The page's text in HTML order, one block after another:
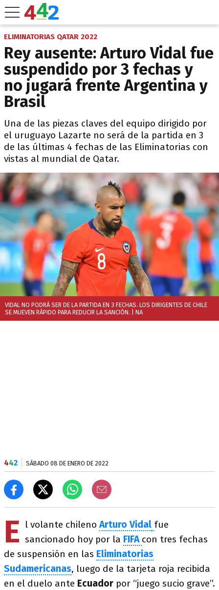
ELIMINATORIAS QATAR 2022
Rey ausente: Arturo Vidal fue
suspendido por 3 fechas y
no jugará frente Argentina y
Brasil
Una de las piezas claves del equipo dirigido por
el uruguayo Lazarte no será de la partida en 3
de las últimas 4 fechas de las Eliminatorias con
vistas al mundial de Qatar.
VIDAL NO PODRÁ SER DE LA PARTIDA EN 3 FECHAS. LOS DIRIGENTES DE CHILE
SE MUEVEN RÁPIDO PARA REDUCIR LA SANCIÓN. | NA
442 SÁBADO 08 DE ENERO DE 2022
E l volante chileno Arturo Vidal fue
sancionado hoy por la FIFA con tres fechas
de suspensión en las Eliminatorias
Sudamericanas, luego de la tarjeta roja recibida
en el duelo ante Ecuador por “juego sucio grave”.